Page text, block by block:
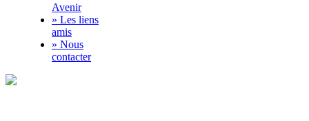
Avenir
» Les liens
amis
» Nous
contacter